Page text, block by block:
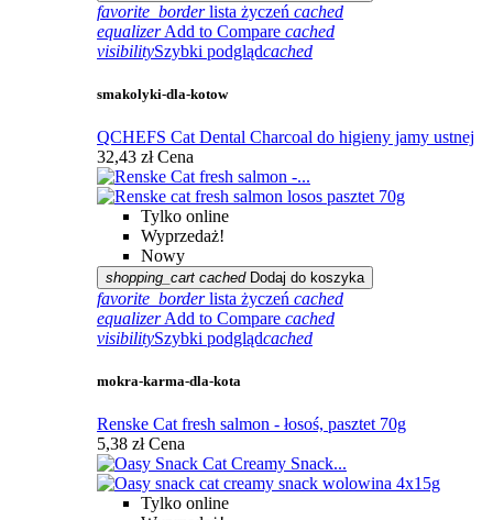
favorite_border lista życzeń cached
equalizer Add to Compare cached
visibilitySzybki podglądcached
smakolyki-dla-kotow
QCHEFS Cat Dental Charcoal do higieny jamy ustnej
32,43 zł Cena
Tylko online
Wyprzedaż!
Nowy
shopping_cart cached Dodaj do koszyka
favorite_border lista życzeń cached
equalizer Add to Compare cached
visibilitySzybki podglądcached
mokra-karma-dla-kota
Renske Cat fresh salmon - łosoś, pasztet 70g
5,38 zł Cena
Tylko online